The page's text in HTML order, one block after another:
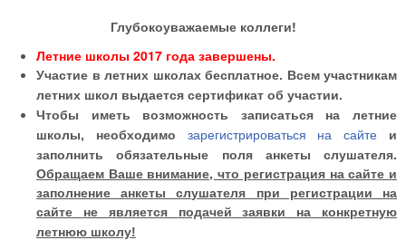
Глубокоуважаемые коллеги!
Летние школы 2017 года завершены.
Участие в летних школах бесплатное. Всем участникам
летних школ выдается сертификат об участии.
Чтобы иметь возможность записаться на летние
школы, необходимо зарегистрироваться на сайте
и
заполнить обязательные поля анкеты слушателя.
Обращаем Ваше внимание, что регистрация на сайте и
заполнение анкеты слушателя при регистрации на
сайте​
не является подачей заявки на конкретную
летнюю школу!